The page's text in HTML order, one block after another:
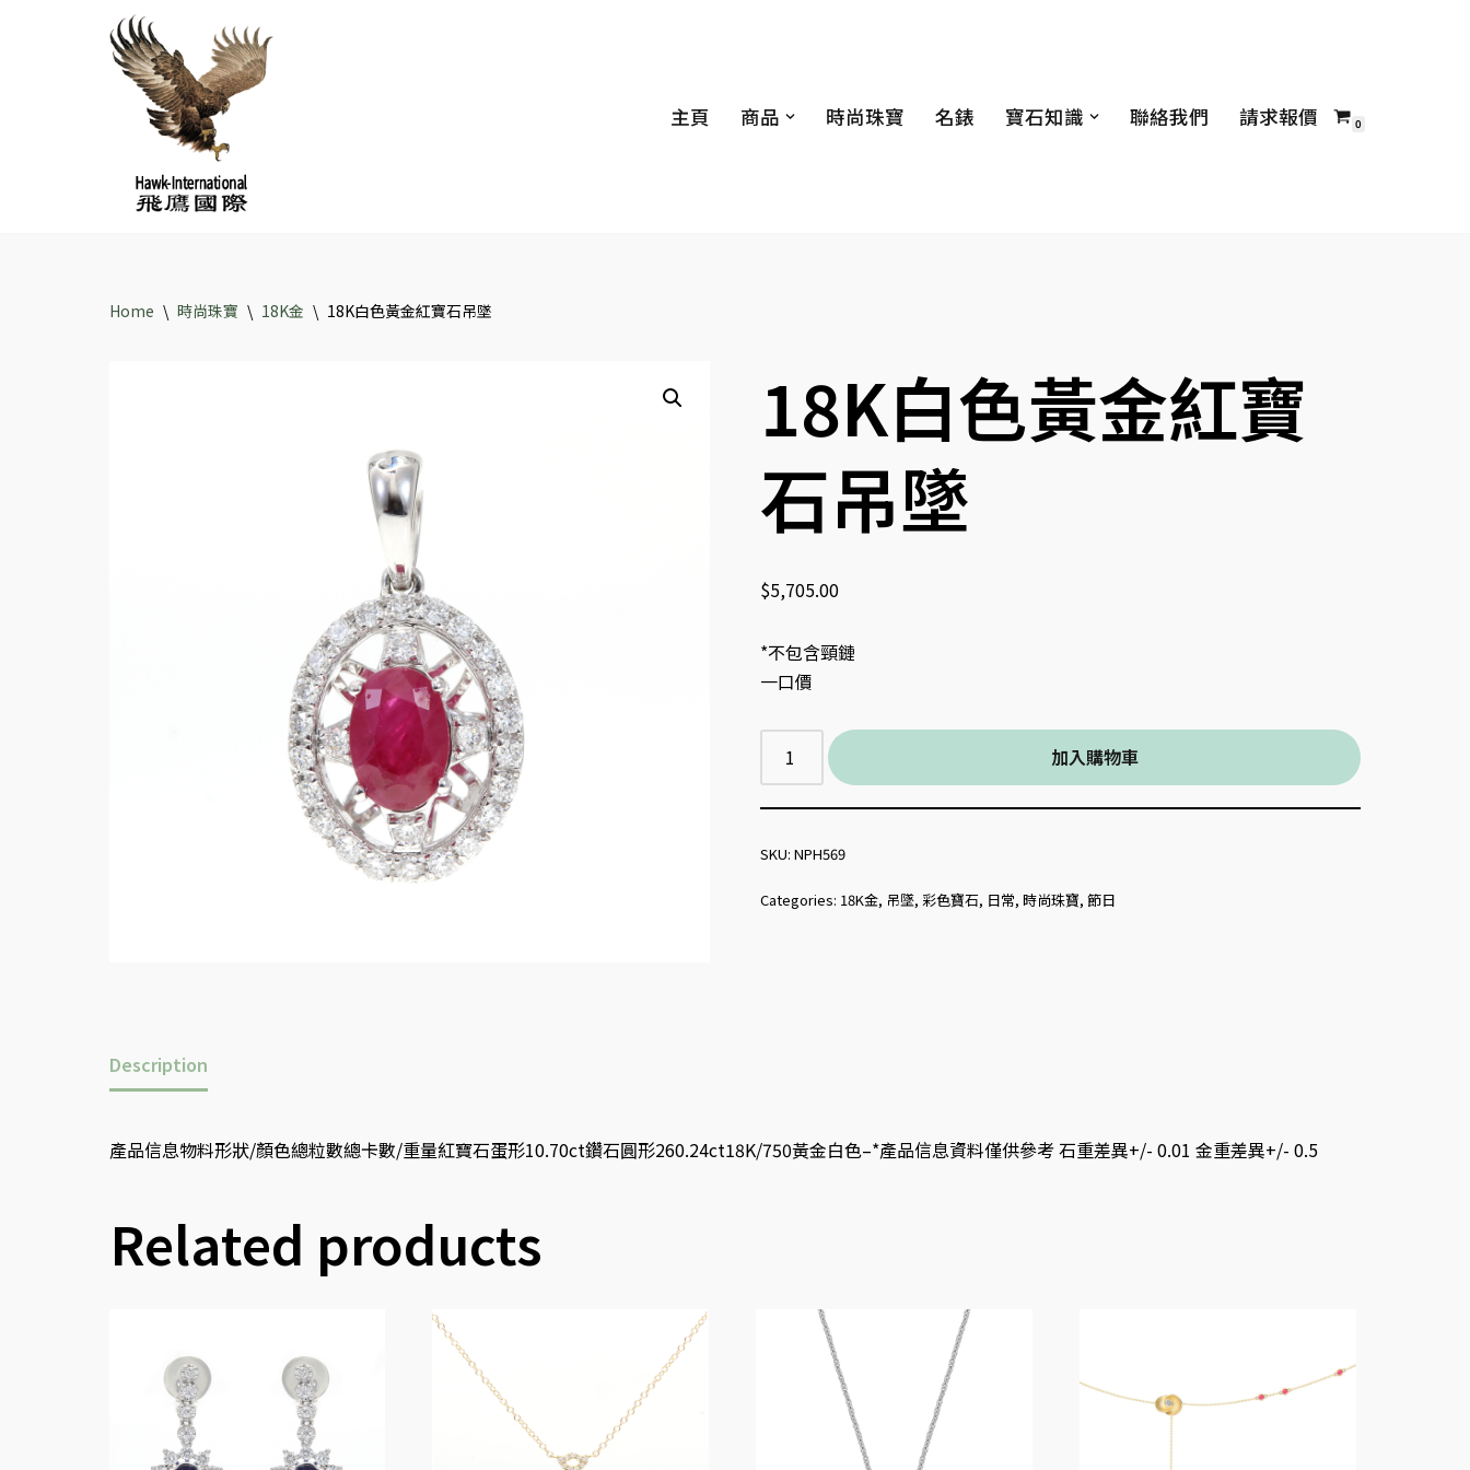
主頁 商品 時尚珠寶 名錶 寶石知識 聯絡我們 請求報價 0
Home \ 時尚珠寶 \ 18K金 \ 18K白色黃金紅寶石吊墜
18K白色黃金紅寶
石吊墜
$5,705.00
*不包含頸鏈
一口價
加入購物車
SKU: NPH569
Categories: 18K金, 吊墜, 彩色寶石, 日常, 時尚珠寶, 節日
Description
產品信息物料形狀/顏色總粒數總卡數/重量紅寶石蛋形10.70ct鑽石圓形260.24ct18K/750黃金白色–*產品信息資料僅供參考 石重差異+/- 0.01 金重差異+/- 0.5
Related products